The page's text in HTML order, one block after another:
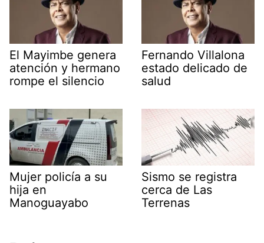
El Mayimbe genera
atención y hermano
rompe el silencio
Fernando Villalona
estado delicado de
salud
Mujer policía a su
hija en
Manoguayabo
Sismo se registra
cerca de Las
Terrenas